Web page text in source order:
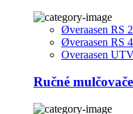
Øveraasen RS
Øveraasen RS
Overaasen
Ručné mulčovače